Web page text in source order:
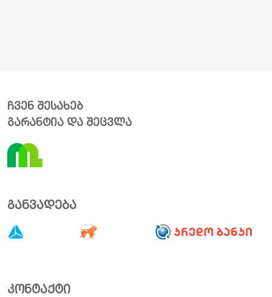
ჩვენ შესახებ
გარანტია და შეცვლა
განვადება
კონტაქტი